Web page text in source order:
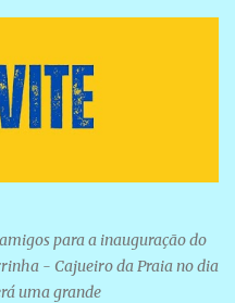
para a inauguração do
- Cajueiro da Praia no dia
uma grande